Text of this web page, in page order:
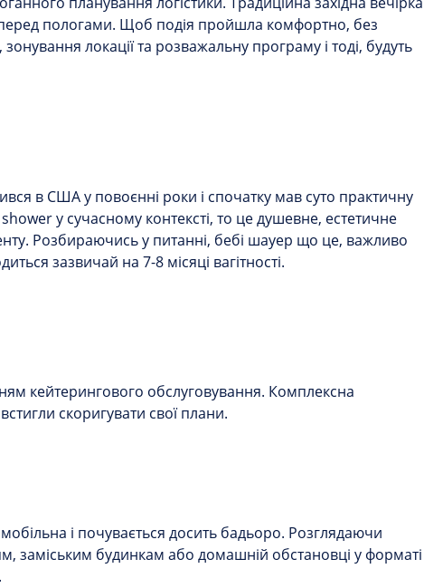
перед пологами. Щоб подія пройшла комфортно, без
локації та розважальну програму і тоді, будуть
в США у повоєнні роки і спочатку мав суто практичну
у сучасному контексті, то це душевне, естетичне
Розбираючись у питанні, бебі шауер що це, важливо
зазвичай на 7-8 місяці вагітності.
кейтерингового обслуговування. Комплексна
скоригувати свої плани.
і почувається досить бадьоро. Розглядаючи
заміським будинкам або домашній обстановці у форматі